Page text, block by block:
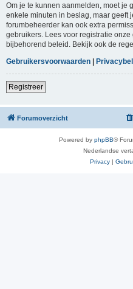
Om je te kunnen aanmelden, moet je
enkele minuten in beslag, maar geeft
forumbeheerder kan ook extra
gebruikers. Lees voor registratie
bijbehorend beleid. Bekijk ook de
Gebruikersvoorwaarden |
Registreer
Forumoverzicht
Powered by phpBB®
Nederlandse
Privacy |